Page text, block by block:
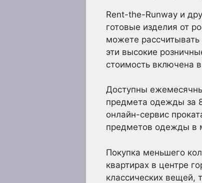
Rent-the-Runway и
готовые изделия от
можете
эти высокие
стоимость включена
Доступны
предмета одежды за
онлайн-сервис
предметов одежды в
Покупка меньшего
квартирах в центре
классических вещей,